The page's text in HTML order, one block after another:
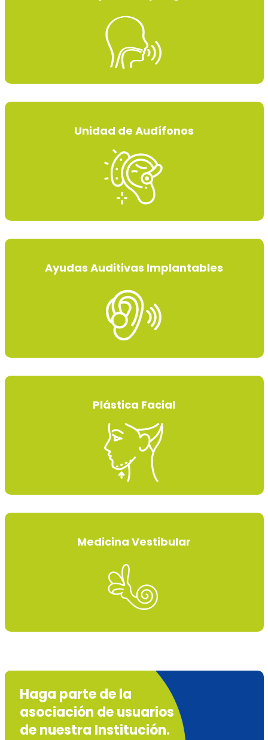
Unidad de Audífonos
Ayudas Auditivas Implantables
Plástica Facial
Medicina Vestibular
Haga parte de la
asociación de usuarios
de nuestra Institución.